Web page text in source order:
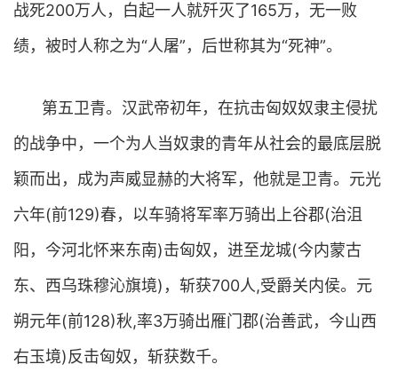
战死200万人，白起一人就歼灭了165万，无一败
绩，被时人称之为“人屠”，后世称其为“死神”。
第五卫青。汉武帝初年，在抗击匈奴奴隶主侵扰
的战争中，一个为人当奴隶的青年从社会的最底层脱
颖而出，成为声威显赫的大将军，他就是卫青。元光
六年(前129)春，以车骑将军率万骑出上谷郡(治沮
阳，今河北怀来东南)击匈奴，进至龙城(今内蒙古
东、西乌珠穆沁旗境)，斩获700人,受爵关内侯。元
朔元年(前128)秋,率3万骑出雁门郡(治善武，今山西
右玉境)反击匈奴，斩获数千。